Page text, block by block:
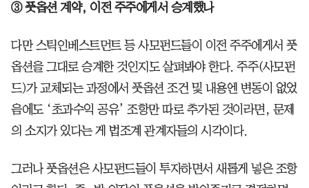
③ 풋옵션 계약, 이전 주주에게서 승계했나
다만 스틱인베스트먼트 등 사모펀드들이 이전 주주에게서 풋
옵션을 그대로 승계한 것인지도 살펴봐야 한다. 주주(사모펀
드)가 교체되는 과정에서 풋옵션 조건 및 내용엔 변동이 없었
음에도 ‘초과수익 공유’ 조항만 따로 추가된 것이라면, 문제
의 소지가 있다는 게 법조계 관계자들의 시각이다.
그러나 풋옵션은 사모펀드들이 투자하면서 새롭게 넣은 조항